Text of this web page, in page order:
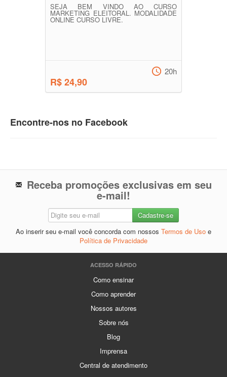
SEJA BEM VINDO AO CURSO
MARKETING ELEITORAL. MODALIDADE
ONLINE CURSO LIVRE.
R$ 24,90
20h
Encontre-nos no Facebook
Receba promoções exclusivas em seu
e-mail!
Ao inserir seu e-mail você concorda com nossos Termos de Uso e
Política de Privacidade
ACESSO RÁPIDO
Como ensinar
Como aprender
Nossos autores
Sobre nós
Blog
Imprensa
Central de atendimento